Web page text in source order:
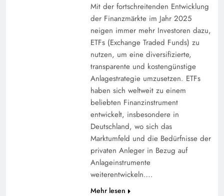
Mit der fortschreitenden Entwicklung
der Finanzmärkte im Jahr 2025
neigen immer mehr Investoren dazu,
ETFs (Exchange Traded Funds) zu
nutzen, um eine diversifizierte,
transparente und kostengünstige
Anlagestrategie umzusetzen. ETFs
haben sich weltweit zu einem
beliebten Finanzinstrument
entwickelt, insbesondere in
Deutschland, wo sich das
Marktumfeld und die Bedürfnisse der
privaten Anleger in Bezug auf
Anlageinstrumente
weiterentwickeln….
Mehr lesen